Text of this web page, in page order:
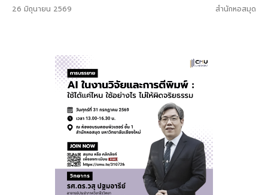
26 มิถุนายน 2569 สำนักหอสมุด